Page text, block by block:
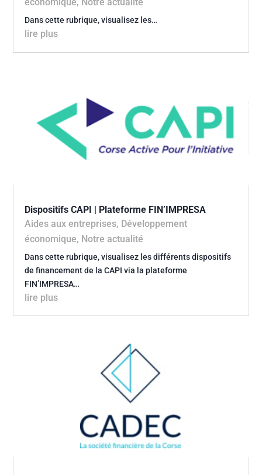
Dans cette rubrique, visualisez les…
lire plus
Dispositifs CAPI | Plateforme FIN’IMPRESA
Aides aux entreprises, Développement
économique, Notre actualité
Dans cette rubrique, visualisez les différents dispositifs
de financement de la CAPI via la plateforme
FIN’IMPRESA…
lire plus